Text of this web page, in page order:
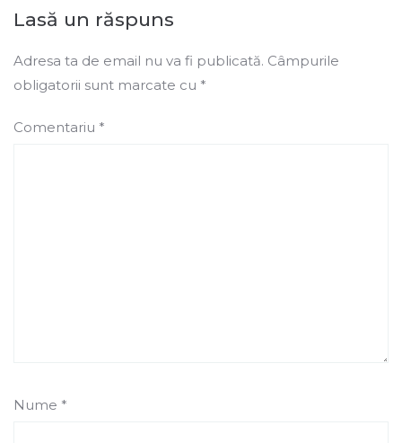
Lasă un răspuns
Adresa ta de email nu va fi publicată. Câmpurile
obligatorii sunt marcate cu *
Comentariu *
Nume *